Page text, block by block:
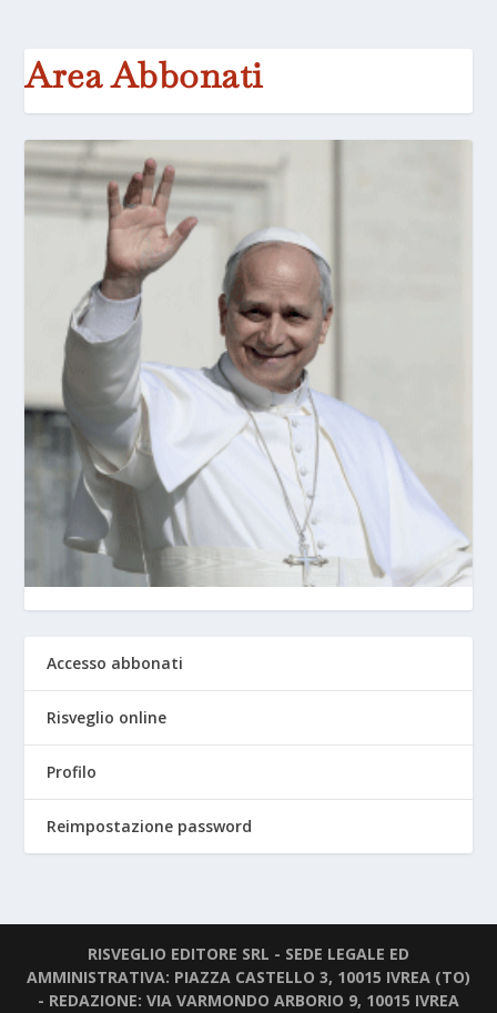
Area Abbonati
Accesso abbonati
Risveglio online
Profilo
Reimpostazione password
RISVEGLIO EDITORE SRL - SEDE LEGALE ED
AMMINISTRATIVA: PIAZZA CASTELLO 3, 10015 IVREA (TO)
- REDAZIONE: VIA VARMONDO ARBORIO 9, 10015 IVREA